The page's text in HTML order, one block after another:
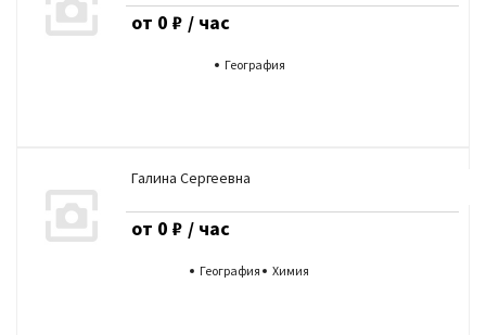
География
от 0 ₽ / час
География Химия
от 0 ₽ / час
Галина Сергеевна